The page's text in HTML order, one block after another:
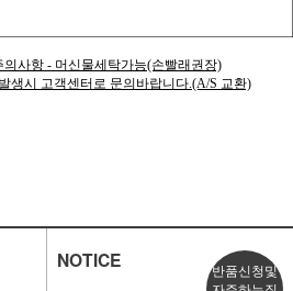
사항 - 머신물세탁가능(손빨래권장)
생시 고객센터로 문의바랍니다.(A/S 교환)
NOTICE
반품신청및